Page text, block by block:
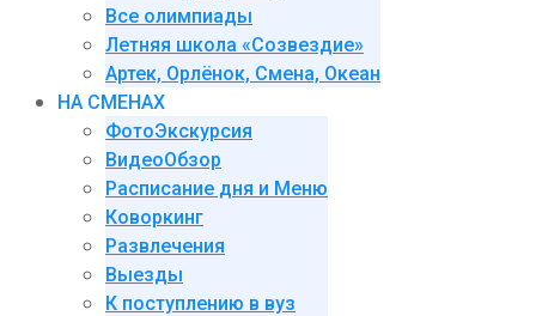
Все олимпиады
Летняя школа «Созвездие»
Артек, Орлёнок, Смена, Океан
НА СМЕНАХ
ФотоЭкскурсия
ВидеоОбзор
Расписание дня и Меню
Коворкинг
Развлечения
Выезды
К поступлению в вуз